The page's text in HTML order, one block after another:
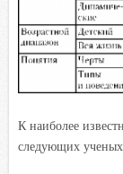
К наиболее
следующих ученых.